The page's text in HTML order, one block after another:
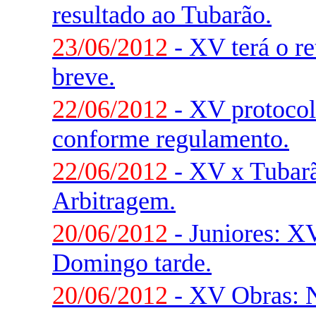
resultado ao Tubarão.
23/06/2012 - XV terá o
breve.
22/06/2012 - XV
conforme regulamento.
22/06/2012 - XV x
Arbitragem.
20/06/2012 - Juniores:
Domingo tarde.
20/06/2012 - XV Obras: